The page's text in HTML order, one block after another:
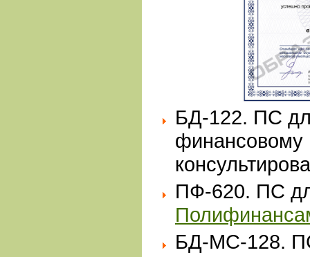
БД-122. ПС
финансовому
ПФ-620. ПС
БД-МС-128.